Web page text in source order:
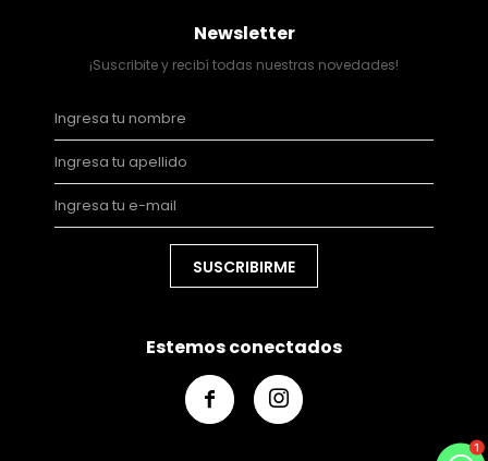
Newsletter
¡Suscribite y recibí todas nuestras novedades!
SUSCRIBIRME
Estemos conectados
 